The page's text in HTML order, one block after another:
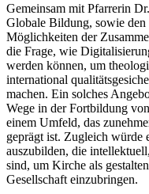
Gemeinsam mit Pfarrerin
Globale Bildung, sowie den
Möglichkeiten der
die Frage, wie
werden können, um
international
machen. Ein solches
Wege in der Fortbildung
einem Umfeld, das
geprägt ist. Zugleich würde
auszubilden, die
sind, um Kirche als
Gesellschaft einzubringen.